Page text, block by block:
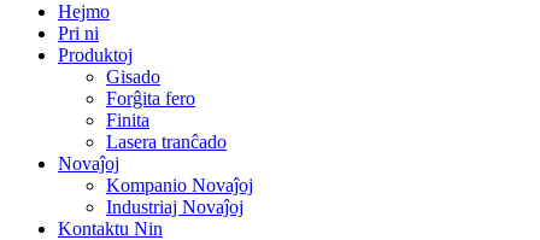
Hejmo
Pri ni
Produktoj
Gisado
Forĝita fero
Finita
Lasera tranĉado
Novaĵoj
Kompanio Novaĵoj
Industriaj Novaĵoj
Kontaktu Nin